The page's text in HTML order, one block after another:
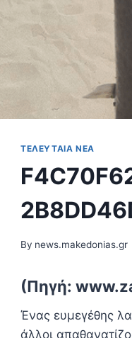
ΤΕΛΕΥΤΑΊΑ ΝΈΑ
By news.makedonias.gr
(Πηγή:
Ένας ευμεγέθης
άλλοι